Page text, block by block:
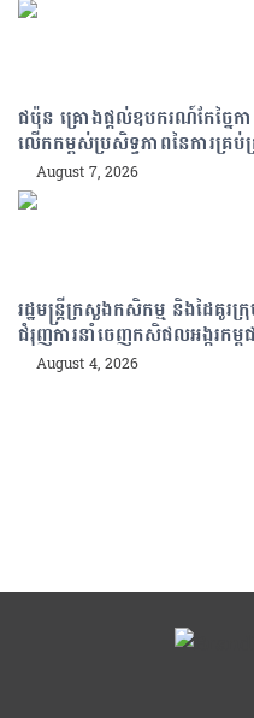
ជប៉ុន គ្រោងផ្តល់ឧបករណ៍កែច្ន
លើកកម្ពស់ប្រសិទ្ធភាពនៃការគ្
August 7, 2026
រដ្ឋមន្រ្តីក្រសួងកសិកម្ម និងដៃគូ
ជំរុញការនាំចេញកសិផលអង្ករកម្
August 4, 2026